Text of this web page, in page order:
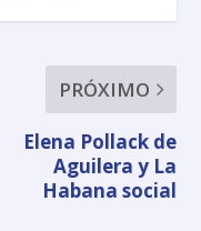
PRÓXIMO
Elena Pollack de
Aguilera y La
Habana social